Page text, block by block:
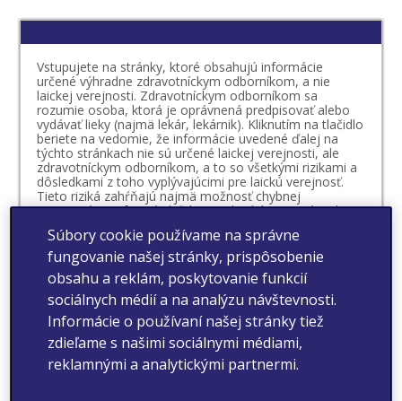
Vstupujete na stránky, ktoré obsahujú informácie
určené výhradne zdravotníckym odborníkom, a nie
laickej verejnosti. Zdravotníckym odborníkom sa
rozumie osoba, ktorá je oprávnená predpisovať alebo
vydávať lieky (najmä lekár, lekárnik). Kliknutím na tlačidlo
beriete na vedomie, že informácie uvedené ďalej na
týchto stránkach nie sú určené laickej verejnosti, ale
zdravotníckym odborníkom, a to so všetkými rizikami a
dôsledkami z toho vyplývajúcimi pre laickú verejnosť.
Tieto riziká zahŕňajú najmä možnosť chybnej
interpretácie informácií ďalej uvedených, nesprávneho
úsudku, čo sa týka vlastného zdravotného stavu či
možnosti vzniku mylnej preferencie vo vzťahu k
určitému lieku. Beriete na vedomie, že o vhodnosti
prípadnej liečby určitým liekom, ktorého výdaj je viazaný
na lekársky predpis, rozhoduje váš lekár v spolupráci s
vami. O vhodnosti liečby liekom, ktorého výdaj nie je
viazaný na lekársky predpis, by ste sa mali vždy poradiť
s vaším lekárom alebo lekárnikom.
Vyhlasujem, že som sa oboznámil/-a s definíciou
zdravotníckeho odborníka
Súbory cookie používame na správne
fungovanie našej stránky, prispôsobenie
obsahu a reklám, poskytovanie funkcií
sociálnych médií a na analýzu návštevnosti.
Informácie o používaní našej stránky tiež
zdieľame s našimi sociálnymi médiami,
reklamnými a analytickými partnermi.